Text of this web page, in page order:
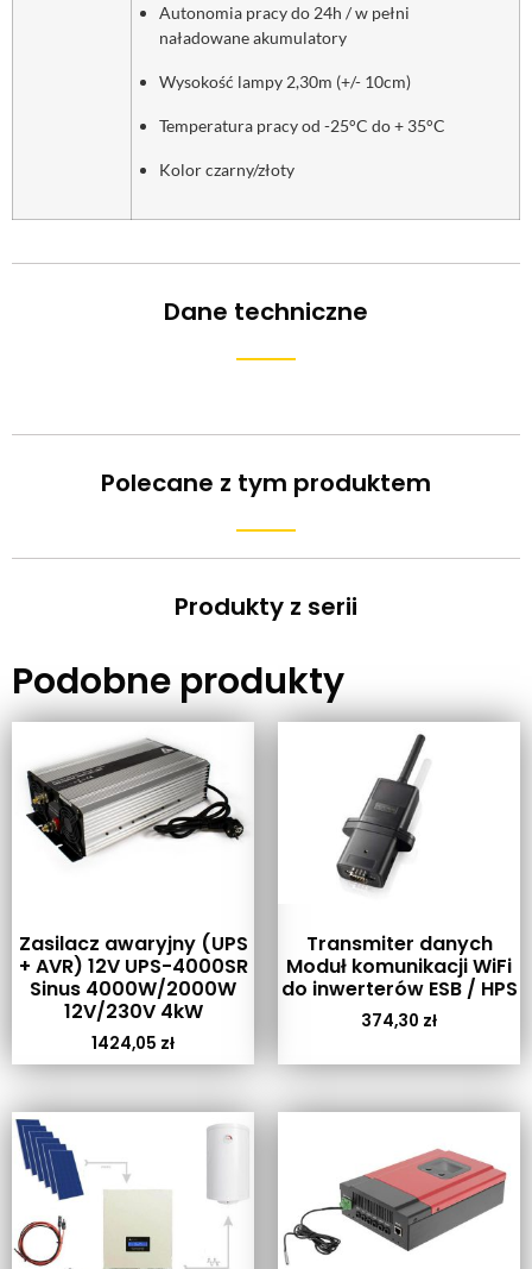
Autonomia pracy do 24h / w pełni
naładowane akumulatory
Wysokość lampy 2,30m (+/- 10cm)
Temperatura pracy od -25°C do + 35°C
Kolor czarny/złoty
Dane techniczne
Polecane z tym produktem
Produkty z serii
Podobne produkty
Zasilacz awaryjny (UPS
+ AVR) 12V UPS-4000SR
Sinus 4000W/2000W
12V/230V 4kW
1424,05 zł
Transmiter danych
Moduł komunikacji WiFi
do inwerterów ESB / HPS
374,30 zł